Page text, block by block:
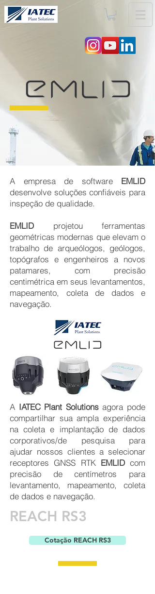
A empresa de software EMLID
desenvolve soluções confiáveis para
inspeção de qualidade.
EMLID projetou ferramentas
geométricas modernas que elevam o
trabalho de arqueólogos, geólogos,
topógrafos e engenheiros a novos
patamares, com precisão
centimétrica em seus levantamentos,
mapeamento, coleta de dados e
navegação.
A IATEC Plant Solutionsagora pode
compartilhar sua ampla experiência
na coleta e implantação de dados
corporativos/de pesquisa para
ajudar nossos clientes a selecionar
receptores GNSS RTK EMLID com
precisão de centímetros para
levantamento, mapeamento, coleta
de dados e navegação.
REACH RS3
Cotação REACH RS3